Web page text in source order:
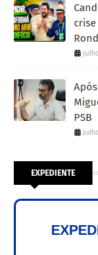
PSB
EXPEDIENTE